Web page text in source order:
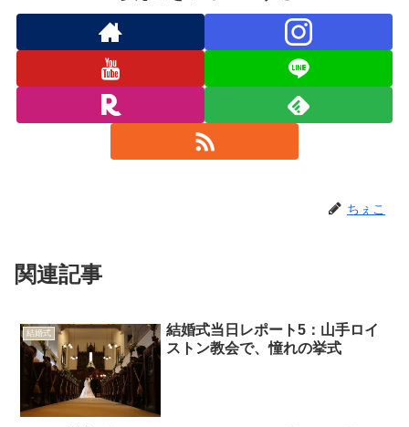
ちぇこ
関連記事
結婚式
結婚式当日レポート5：山手ロイ
ストン教会で、憧れの挙式